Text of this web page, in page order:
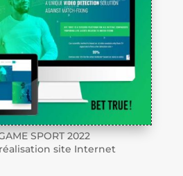
SPORT 2022
site Internet